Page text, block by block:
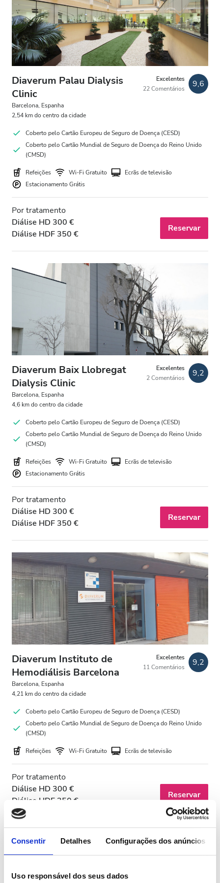
Consentir Detalhes Configurações dos anúncios
Uso responsável dos seus dados
Pacientes com HIV
Pacientes com Hepatite B
Pacientes com Hepatite C
CMSD
Instalações
Refeições
Wi-Fi Gratuito
Transferência Gratuita
Estacionamento Grátis
Preço
200 - 300 EUR
300+ EUR
Todos os Turnos
Manhã
Tarde
Final da tarde
Noite
Avaliação
Boas
Muito Boas
Excelentes
Diaverum Palau Dialysis
Clinic
Barcelona, Espanha
2,54 km do centro da cidade
Excelentes
22 Comentários
9,6
Coberto pelo Cartão Europeu de Seguro de Doença (CESD)
Coberto pelo Cartão Mundial de Seguro de Doença do Reino Unido
(CMSD)
Refeições Wi-Fi Gratuito
Ecrãs de televisão
Estacionamento Grátis
Por tratamento
Diálise HD 300 €
Diálise HDF 350 €
Reservar
Diaverum Baix Llobregat
Dialysis Clinic
Barcelona, Espanha
4,6 km do centro da cidade
Excelentes
2 Comentários
9,2
Coberto pelo Cartão Europeu de Seguro de Doença (CESD)
Coberto pelo Cartão Mundial de Seguro de Doença do Reino Unido
(CMSD)
Refeições Wi-Fi Gratuito
Ecrãs de televisão
Estacionamento Grátis
Por tratamento
Diálise HD 300 €
Diálise HDF 350 €
Reservar
Diaverum Instituto de
Hemodiálisis Barcelona
Barcelona, Espanha
4,21 km do centro da cidade
Excelentes
11 Comentários
9,2
Coberto pelo Cartão Europeu de Seguro de Doença (CESD)
Coberto pelo Cartão Mundial de Seguro de Doença do Reino Unido
(CMSD)
Refeições Wi-Fi Gratuito Ecrãs de televisão
Por tratamento
Diálise HD 300 €
Diálise HDF 350 €
Reservar